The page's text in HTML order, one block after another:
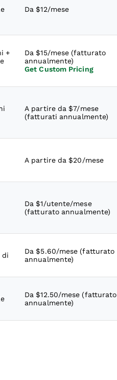
Da $12/mese
+
Da $15/mese (fatturato
annualmente)
Get Custom Pricing
A partire da $7/mese
(fatturati annualmente)
A partire da $20/mese
Da $1/utente/mese
(fatturato annualmente)
di
Da $5.60/mese (fatturato
annualmente)
Da $12.50/mese (fatturato
annualmente)